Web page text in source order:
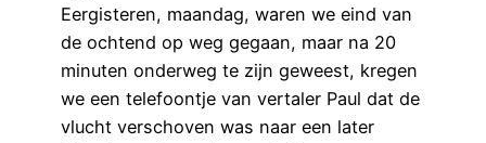
Eergisteren, maandag, waren we eind van
de ochtend op weg gegaan, maar na 20
minuten onderweg te zijn geweest, kregen
we een telefoontje van vertaler Paul dat de
vlucht verschoven was naar een later